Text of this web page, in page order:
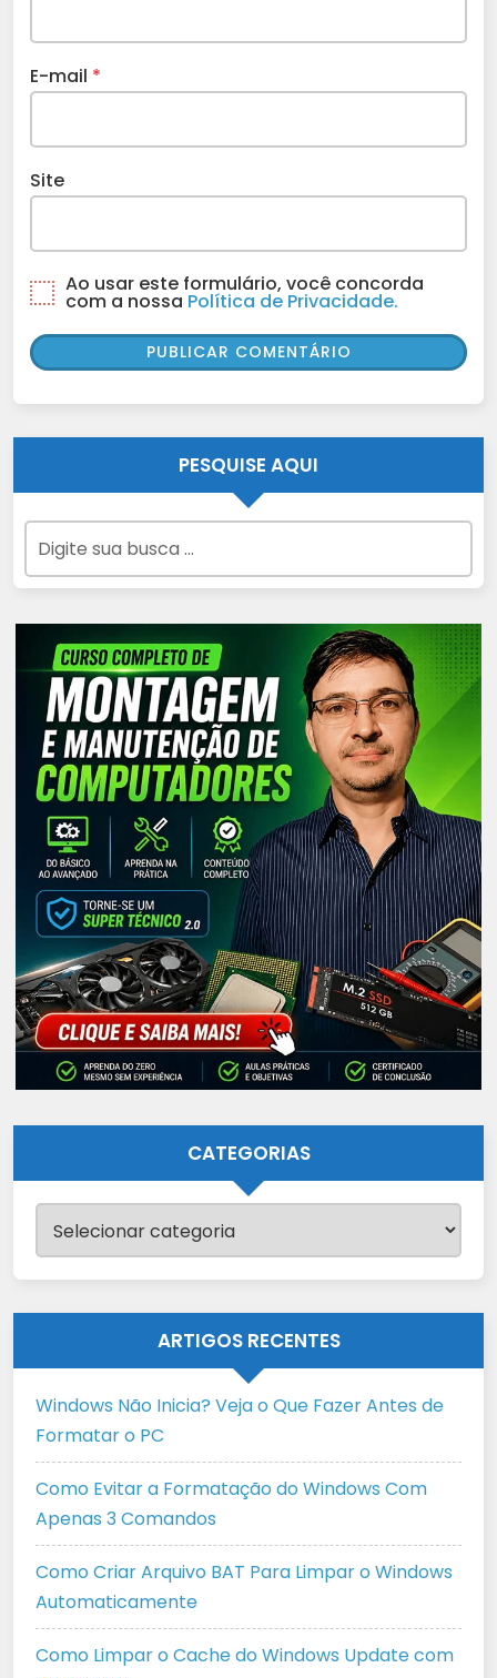
E-mail *
Site
Ao usar este formulário, você concorda
com a nossa Política de Privacidade.
PESQUISE AQUI
CATEGORIAS
ARTIGOS RECENTES
Windows Não Inicia? Veja o Que Fazer Antes de
Formatar o PC
Como Evitar a Formatação do Windows Com
Apenas 3 Comandos
Como Criar Arquivo BAT Para Limpar o Windows
Automaticamente
Como Limpar o Cache do Windows Update com